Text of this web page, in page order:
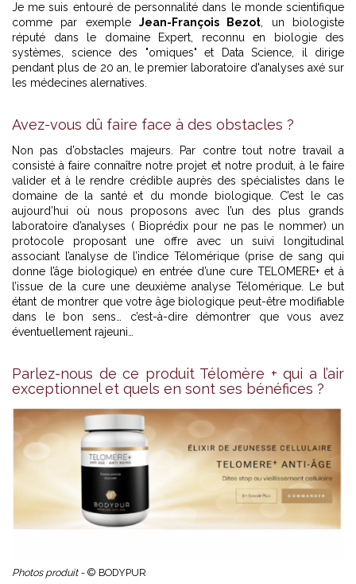
Je me suis entouré de personnalité dans le monde scientifique
comme par exemple Jean-François Bezot , un biologiste
réputé dans le domaine Expert, reconnu en biologie des
systèmes, science des "omiques" et Data Science, il dirige
pendant plus de 20 an, le premier laboratoire d'analyses axé sur
les médecines alernatives.
Avez-vous dû faire face à des obstacles ?
Non pas d’obstacles majeurs. Par contre tout notre travail a
consisté à faire connaître notre projet et notre produit, à le faire
valider et à le rendre crédible auprès des spécialistes dans le
domaine de la santé et du monde biologique. C’est le cas
aujourd’hui où nous proposons avec l’un des plus grands
laboratoire d’analyses ( Bioprédix pour ne pas le nommer) un
protocole proposant une offre avec un suivi longitudinal
associant l’analyse de l’indice Télomérique (prise de sang qui
donne l’âge biologique) en entrée d’une cure TELOMERE+ et à
l’issue de la cure une deuxième analyse Télomérique. Le but
étant de montrer que votre âge biologique peut-être modifiable
dans le bon sens… c’est-à-dire démontrer que vous avez
éventuellement rajeuni…
Parlez-nous de ce produit Télomère + qui a l’air
exceptionnel et quels en sont ses bénéfices ?
Photos produit - © BODYPUR